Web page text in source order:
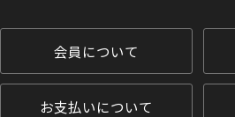
会員について
お支払いについて